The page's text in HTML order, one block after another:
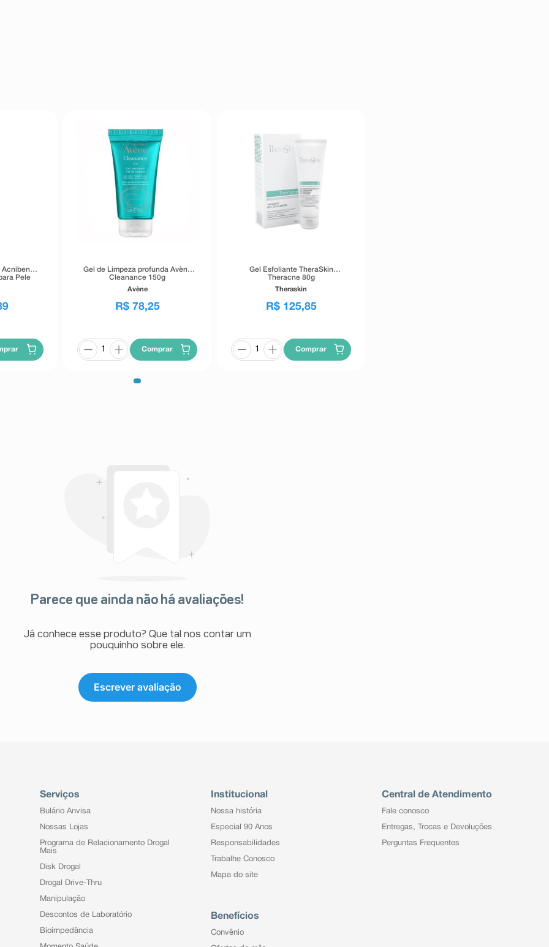
Acniben
Pele
Gel de Limpeza profunda Avène
Cleanance 150g
Avène
R$ 78,25
Comprar
Gel Esfoliante TheraSkin
Theracne 80g
Theraskin
R$ 125,85
Comprar
Parece que ainda não há avaliações!
Já conhece esse produto? Que tal nos contar um
pouquinho sobre ele.
Escrever avaliação
Serviços
Bulário Anvisa
Nossas Lojas
Programa de Relacionamento Drogal
Mais
Disk Drogal
Drogal Drive-Thru
Manipulação
Descontos de Laboratório
Bioimpedância
Institucional
Nossa história
Especial 90 Anos
Responsabilidades
Trabalhe Conosco
Mapa do site
Benefícios
Convênio
Central de Atendimento
Fale conosco
Entregas, Trocas e Devoluções
Perguntas Frequentes